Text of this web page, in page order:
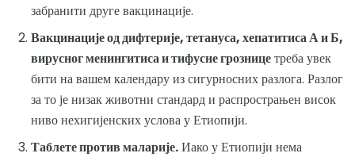
забранити друге вакцинације.
Вакцинације од дифтерије, тетануса, хепатитиса А и Б,
вирусног менингитиса и тифусне грозницетреба увек
бити на вашем календару из сигурносних разлога. Разлог
за то је низак животни стандард и распрострањен висок
ниво нехигијенских услова у Етиопији.
Таблете против маларије.Иако у Етиопији нема